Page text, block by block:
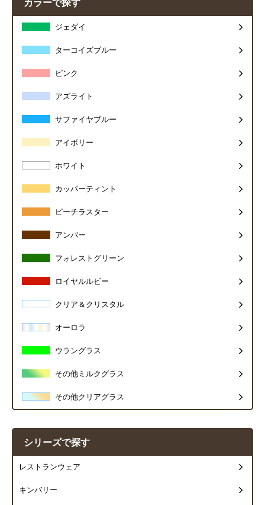
カラーで探す
ジェダイ
ターコイズブルー
ピンク
アズライト
サファイヤブルー
アイボリー
ホワイト
カッパーティント
ピーチラスター
アンバー
フォレストグリーン
ロイヤルルビー
クリア＆クリスタル
オーロラ
ウラングラス
その他ミルクグラス
その他クリアグラス
シリーズで探す
レストランウェア
キンバリー